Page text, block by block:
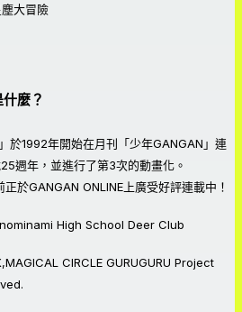
大冒險
麼？
於1992年開始在月刊「少年GANGAN」連
週年，並進行了第3次的動畫化。
於GANGAN ONLINE上廣受好評連載中！
High School Deer Club
CIRCLE GURUGURU Project